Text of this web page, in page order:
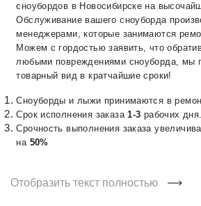
сноубордов в Новосибирске на
Обслуживание вашего сноуборда
менеджерами, которые занимаются
Можем с гордостью заявить, что
любыми повреждениями сноуборда, мы
товарный вид в кратчайшие сроки!
Сноуборды и лыжи принимаются в
Срок исполнения заказа1-3 рабочих дня.
Срочность выполнения заказа
на 50%
Отобразить текст полностью